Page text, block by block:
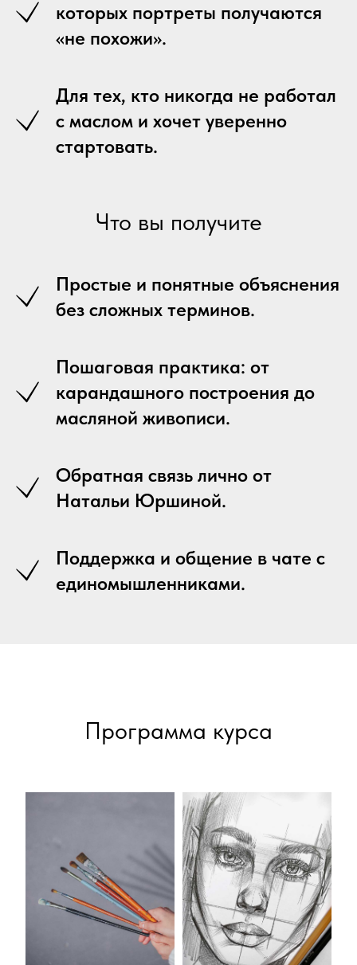
которых портреты получаются
«не похожи».
Для тех, кто никогда не работал
с маслом и хочет уверенно
стартовать.
Что вы получите
Простые и понятные объяснения
без сложных терминов.
Пошаговая практика: от
карандашного построения до
масляной живописи.
Обратная связь лично от
Натальи Юршиной.
Поддержка и общение в чате с
единомышленниками.
Программа курса